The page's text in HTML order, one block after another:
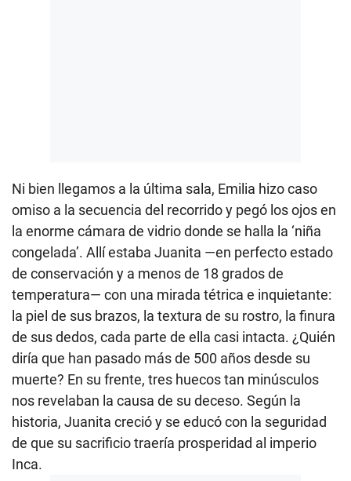
Ni bien llegamos a la última sala, Emilia hizo caso
omiso a la secuencia del recorrido y pegó los ojos en
la enorme cámara de vidrio donde se halla la ‘niña
congelada’. Allí estaba Juanita —en perfecto estado
de conservación y a menos de 18 grados de
temperatura— con una mirada tétrica e inquietante:
la piel de sus brazos, la textura de su rostro, la finura
de sus dedos, cada parte de ella casi intacta. ¿Quién
diría que han pasado más de 500 años desde su
muerte? En su frente, tres huecos tan minúsculos
nos revelaban la causa de su deceso. Según la
historia, Juanita creció y se educó con la seguridad
de que su sacrificio traería prosperidad al imperio
Inca.